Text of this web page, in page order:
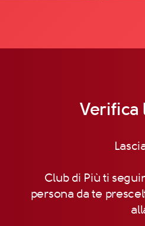
Verifica
Club di Più ti
persona da te